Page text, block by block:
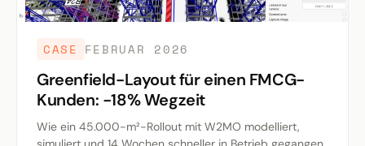
CASE FEBRUAR 2026
Greenfield-Layout für einen FMCG-
Kunden: −18% Wegzeit
Wie ein 45.000-m²-Rollout mit W2MO modelliert,